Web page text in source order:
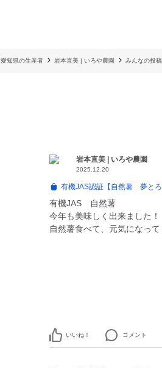
愛知県の生産者 岩本直美 | いろや農園 みんなの投稿
岩本直美 | いろや農園
2025.12.20
有機JAS認証【自然薯 夢とろ
有機JAS 自然薯
今年も美味しく出来ました！
自然薯食べて、元気になって
いいね！ コメント